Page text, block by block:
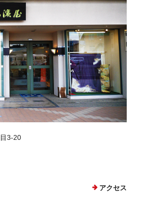
3-20
アクセス